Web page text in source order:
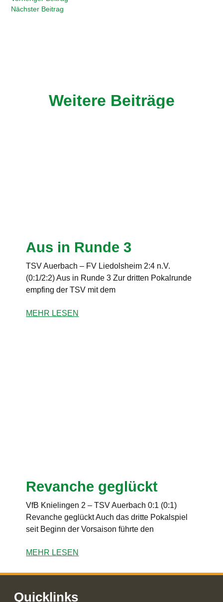
Nächster Beitrag
Weitere Beiträge
Aus in Runde 3
TSV Auerbach – FV Liedolsheim 2:4 n.V.
(0:1/2:2) Aus in Runde 3 Zur dritten Pokalrunde
empfing der TSV mit dem
MEHR LESEN
Revanche geglückt
VfB Knielingen 2 – TSV Auerbach 0:1 (0:1)
Revanche geglückt Auch das dritte Pokalspiel
seit Beginn der Vorsaison führte den
MEHR LESEN
Quicklinks